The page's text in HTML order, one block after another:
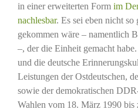
in einer erweiterten Form im
nachlesbar. Es sei eben nicht so
gekommen wäre – namentlich
–, der die Einheit gemacht
und die deutsche
Leistungen der Ostdeutschen,
sowie der demokratischen
Wahlen vom 18. März 1990 bis